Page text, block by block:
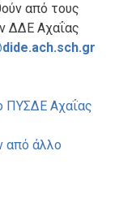
από τους
ΔΔΕ Αχαΐας
ΠΥΣΔΕ Αχαΐας
από άλλο